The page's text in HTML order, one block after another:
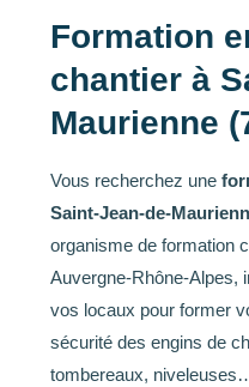
Formation
chantier à
Maurienne
Vous recherchez une
Saint-Jean-de-
organisme de formation
Auvergne-Rhône-Alpes,
vos locaux pour former
sécurité des engins de
tombereaux,